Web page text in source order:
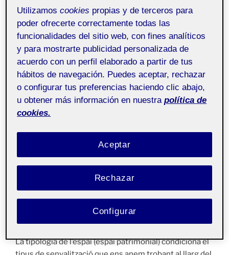
caminar entre conreus de secà (vinya, oliveres o
ametllers), barraques de vinya, els antics canals de
pedra per canalitzar l’aigua, tines d’aigua o els murs de
pedra seca.
A causa de la seva situació geogràfica, els itineraris
aprofiten per travessar els diferents nivells que van
construir els pagesos per poder conrear les vinyes tot i
el desnivell pronunciat de la muntanya.
Amb aquest parc els visitants poden gaudir d’aquest
espai natural fent esport, passejant o simplement
desconnectant de la ciutat mentre es contempla el
La tipologia de l’espai (espai patrimonial) condiciona el
Utilizamoscookies propias y de terceros para
poder ofrecerte correctamente todas las
funcionalidades del sitio web, con fines analíticos
y para mostrarte publicidad personalizada de
acuerdo con un perfil elaborado a partir de tus
hábitos de navegación. Puedes aceptar, rechazar
o configurar tus preferencias haciendo clic abajo,
u obtener más información en nuestra política de
cookies.
Rechazar
Aceptar
Configurar